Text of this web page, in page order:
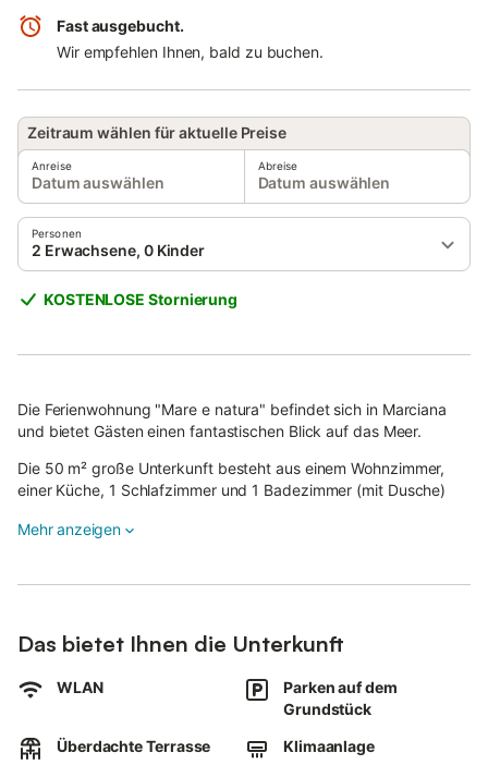
Fast ausgebucht.
Wir empfehlen Ihnen, bald zu buchen.
Zeitraum wählen für aktuelle Preise
Anreise
Datum auswählen
Abreise
Datum auswählen
Personen
2 Erwachsene, 0 Kinder
KOSTENLOSE Stornierung
Die Ferienwohnung "Mare e natura" befindet sich in Marciana
und bietet Gästen einen fantastischen Blick auf das Meer.
Die 50 m² große Unterkunft besteht aus einem Wohnzimmer,
einer Küche, 1 Schlafzimmer und 1 Badezimmer (mit Dusche)
Die Ferienwohnung verfügt auch über private Terrassen (offen
Ein gemeinschaftlicher Außenbereich, bestehend aus einem
Öffentliche Verkehrsmittel sind zu Fuß erreichbar.
Mehr anzeigen
Das bietet Ihnen die Unterkunft
WLAN
Parken auf dem
Grundstück
Überdachte Terrasse
Klimaanlage